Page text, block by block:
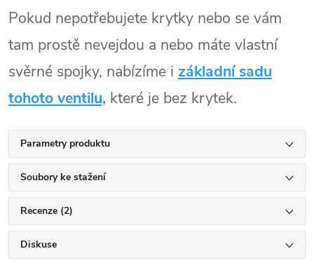
Pokud nepotřebujete krytky nebo se vám
tam prostě nevejdou a nebo máte vlastní
svěrné spojky, nabízíme i základní sadu
tohoto ventilu, které je bez krytek.
Parametry produktu
Soubory ke stažení
Recenze (2)
Diskuse